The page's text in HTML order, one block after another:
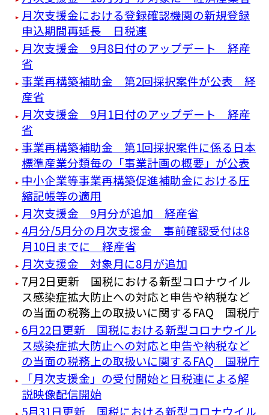
月次支援金における登録確認機関の新規登録
申込期間再延長 日税連
月次支援金 9月8日付のアップデート 経産
省
事業再構築補助金 第2回採択案件が公表 経
産省
月次支援金 9月1日付のアップデート 経産
省
事業再構築補助金 第1回採択案件に係る日本
標準産業分類毎の「事業計画の概要」が公表
中小企業等事業再構築促進補助金における圧
縮記帳等の適用
月次支援金 9月分が追加 経産省
4月分/5月分の月次支援金 事前確認受付は8
月10日までに 経産省
月次支援金 対象月に8月が追加
7月2日更新 国税における新型コロナウイル
ス感染症拡大防止への対応と申告や納税など
の当面の税務上の取扱いに関するFAQ 国税庁
6月22日更新 国税における新型コロナウイル
ス感染症拡大防止への対応と申告や納税など
の当面の税務上の取扱いに関するFAQ 国税庁
「月次支援金」の受付開始と日税連による解
説映像配信開始
5月31日更新 国税における新型コロナウイル